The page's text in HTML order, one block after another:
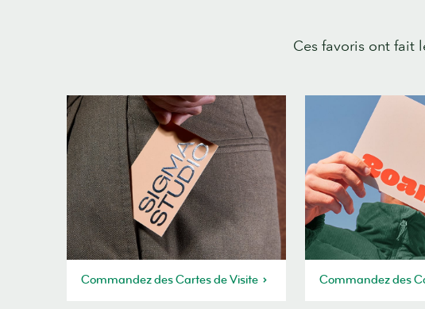
Ces favoris ont fait
Commandez des Cartes de Visite Commandez des